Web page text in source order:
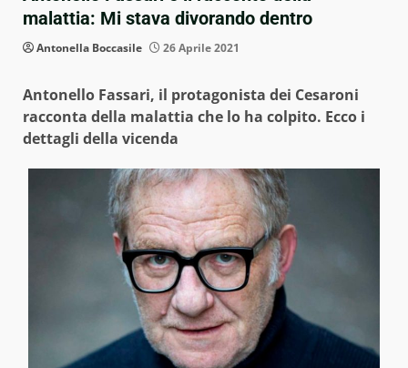
malattia: Mi stava divorando dentro
Antonella Boccasile 26 Aprile 2021
Antonello Fassari, il protagonista dei Cesaroni
racconta della malattia che lo ha colpito. Ecco i
dettagli della vicenda